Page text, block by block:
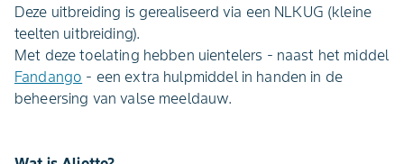
Deze uitbreiding is gerealiseerd via een NLKUG (kleine
teelten uitbreiding).
Met deze toelating hebben uientelers - naast het middel
Fandango - een extra hulpmiddel in handen in de
beheersing van valse meeldauw.